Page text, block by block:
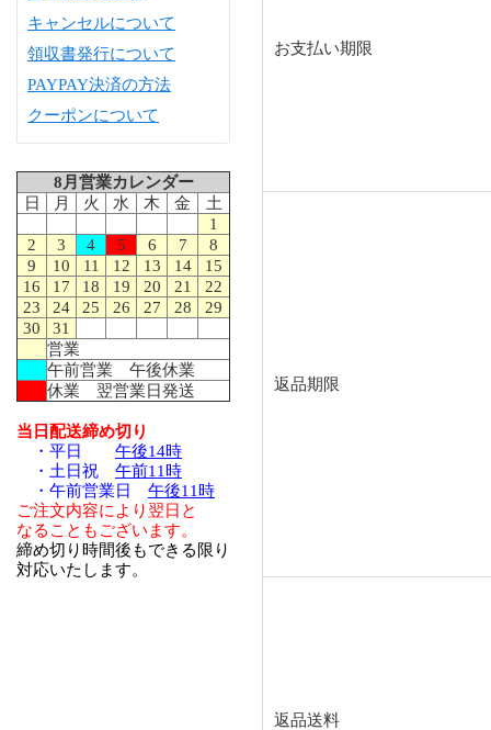
キャンセルについて
領収書発行について
PAYPAY決済の方法
クーポンについて
8月営業カレンダー
日
月 火 水 木 金
土
1
2
3 4 5 6 7
8
9
10 11 12 13 14
15
16
17 18 19 20 21
22
23
24 25 26 27 28
29
30
31
営業
午前営業 午後休業
休業 翌営業日発送
当日配送締め切り
・平日 午後14時
・土日祝 午前11時
・午前営業日 午後11時
ご注文内容により翌日と
なることもございます。
締め切り時間後もできる限り
対応いたします。
お支払い期限
返品期限
返品送料